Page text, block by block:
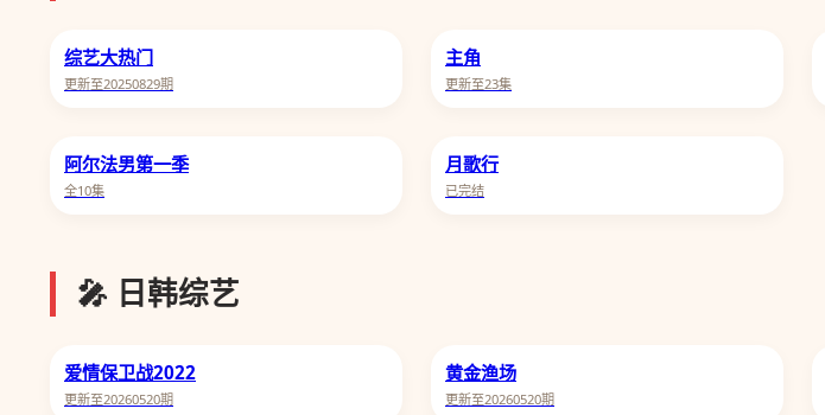
综艺大热门
更新至20250829期
主角
更新至23集
阿尔法男第一季
全10集
月歌行
已完结
🎤 日韩综艺
爱情保卫战2022
更新至20260520期
黄金渔场
更新至20260520期